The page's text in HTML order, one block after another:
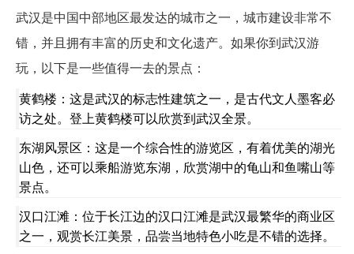
武汉是中国中部地区最发达的城市之一，城市建设非常不
错，并且拥有丰富的历史和文化遗产。如果你到武汉游
玩，以下是一些值得一去的景点：
黄鹤楼：这是武汉的标志性建筑之一，是古代文人墨客必
访之处。登上黄鹤楼可以欣赏到武汉全景。
东湖风景区：这是一个综合性的游览区，有着优美的湖光
山色，还可以乘船游览东湖，欣赏湖中的龟山和鱼嘴山等
景点。
汉口江滩：位于长江边的汉口江滩是武汉最繁华的商业区
之一，观赏长江美景，品尝当地特色小吃是不错的选择。